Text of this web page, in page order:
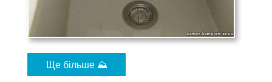
Ще більше ⛰